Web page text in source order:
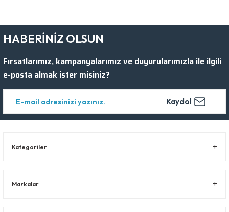
HABERİNİZ OLSUN
Fırsatlarımız, kampanyalarımız ve duyurularımızla ile ilgili
e-posta almak ister misiniz?
Kaydol
Kategoriler
Markalar